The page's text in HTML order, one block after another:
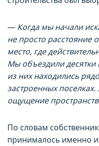
— Когда мы начали
не просто расстояние
место, где
Мы объездили
из них находились
застроенных
ощущение
По словам
принималось именно